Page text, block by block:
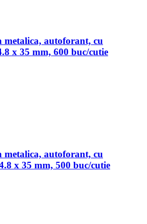
autoforant, cu
x 35 mm, 600 buc/cutie
autoforant, cu
x 35 mm, 500 buc/cutie